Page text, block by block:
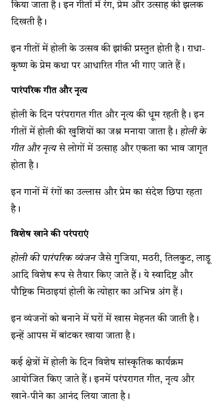
किया जाता है। इन गीतों में रंग, प्रेम और उत्साह की झलक
दिखती है।
इन गीतों में होली के उत्सव की झांकी प्रस्तुत होती है। राधा-
कृष्ण के प्रेम कथा पर आधारित गीत भी गाए जाते हैं।
पारंपरिक गीत और नृत्य
होली के दिन परंपरागत गीत और नृत्य की धूम रहती है। इन
गीतों में होली की खुशियों का जश्न मनाया जाता है।होली के
गीत और नृत्यसे लोगों में उत्साह और एकता का भाव जागृत
होता है।
इन गानों में रंगों का उल्लास और प्रेम का संदेश छिपा रहता
है।
विशेष खाने की परंपराएं
होली की पारंपरिक व्यंजनजैसे गुजिया, मठरी, तिलकुट, लाडू
आदि विशेष रूप से तैयार किए जाते हैं। ये स्वादिष्ट और
पौष्टिक मिठाइयां होली के त्योहार का अभिन्न अंग हैं।
इन व्यंजनों को बनाने में घरों में खास मेहनत की जाती है।
इन्हें आपस में बांटकर खाया जाता है।
कई क्षेत्रों में होली के दिन विशेष सांस्कृतिक कार्यक्रम
आयोजित किए जाते हैं। इनमें परंपरागत गीत, नृत्य और
खाने-पीने का आनंद लिया जाता है।